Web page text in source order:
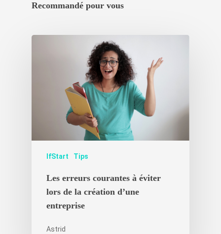
Recommandé pour vous
IfStart Tips
Les erreurs courantes à éviter
lors de la création d’une
entreprise
Astrid